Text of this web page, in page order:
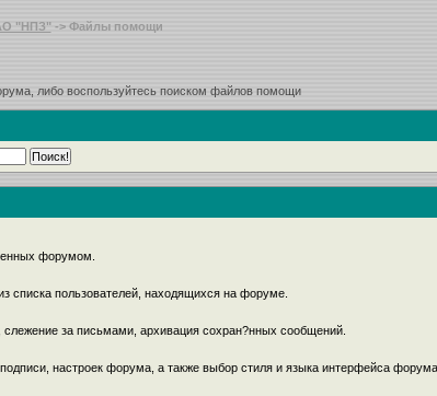
"НПЗ"-> Файлы помощи
либо воспользуйтесь поиском файлов помощи
форумом.
списка пользователей, находящихся на форуме.
за письмами, архивация сохран?нных сообщений.
настроек форума, а также выбор стиля и языка интерфейса форума.